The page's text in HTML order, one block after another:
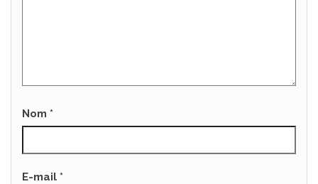
Nom *
E-mail *